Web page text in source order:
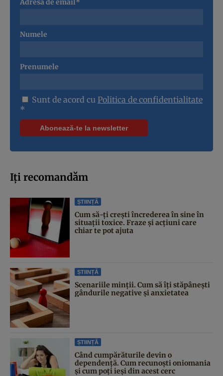
Adresa de email*
Numele
Prenumele
Sunt de acord cu Politica de confidentialitate
*
Iți recomandăm
ȘTIINȚĂ
Cum să-ți crești încrederea în sine în
situații toxice. Fraze și acțiuni care
chiar te pot ajuta
ȘTIINȚĂ
Scenariile minții. Cum să îți stăpânești
gândurile negative și anxietatea
ȘTIINȚĂ
Când cumpărăturile devin o
dependență. Cum recunoști oniomania
și cum poți ieși din acest cerc